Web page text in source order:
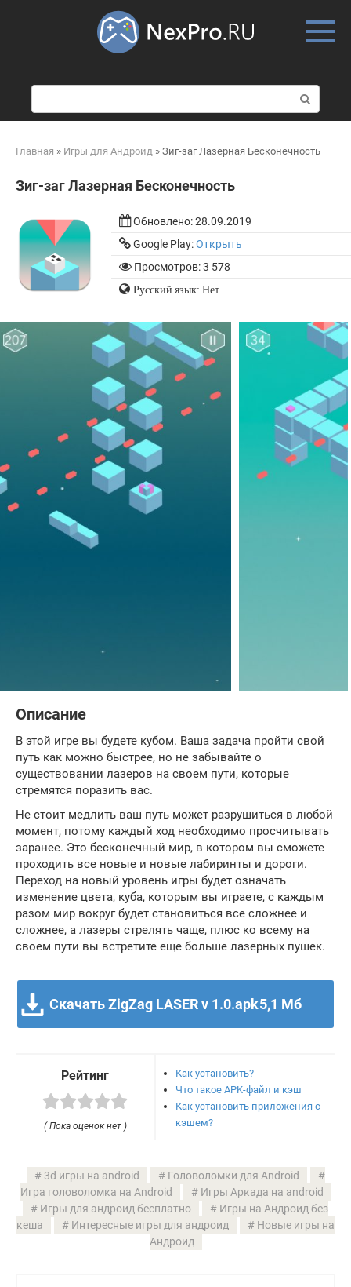
о
и
к
Главная » Игры для Андроид » Зиг-заг Лазерная Бесконечность
Зиг-заг Лазерная Бесконечность
Обновлено:28.09.2019
Google Play:Открыть
Просмотров: 3 578
Русский язык: Нет
Описание
В этой игре вы будете кубом. Ваша задача пройти свой
путь как можно быстрее, но не забывайте о
существовании лазеров на своем пути, которые
стремятся поразить вас.
Не стоит медлить ваш путь может разрушиться в любой
момент, потому каждый ход необходимо просчитывать
заранее. Это бесконечный мир, в котором вы сможете
проходить все новые и новые лабиринты и дороги.
Переход на новый уровень игры будет означать
изменение цвета, куба, которым вы играете, с каждым
разом мир вокруг будет становиться все сложнее и
сложнее, а лазеры стрелять чаще, плюс ко всему на
своем пути вы встретите еще больше лазерных пушек.
Скачать ZigZag LASER v 1.0.apk5,1 Мб
Рейтинг
( Пока оценок нет )
Как установить?
Что такое APK-файл и кэш
Как установить приложения с
кэшем?
3d игры на android
Головоломки для Android
Игра головоломка на Android
Игры Аркада на android
Игры для андроид бесплатно
Игры на Андроид без
кеша
Интересные игры для андроид
Новые игры на
Андроид